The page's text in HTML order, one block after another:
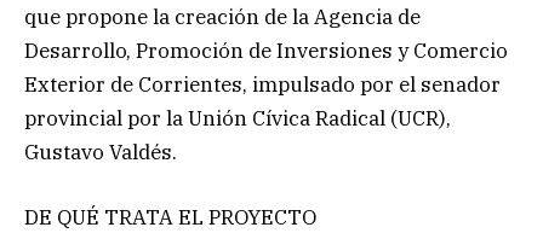
que propone la creación de la Agencia de
Desarrollo, Promoción de Inversiones y Comercio
Exterior de Corrientes, impulsado por el senador
provincial por la Unión Cívica Radical (UCR),
Gustavo Valdés.
DE QUÉ TRATA EL PROYECTO